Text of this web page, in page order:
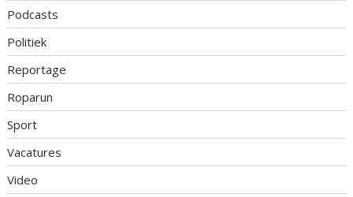
Podcasts
Politiek
Reportage
Roparun
Sport
Vacatures
Video